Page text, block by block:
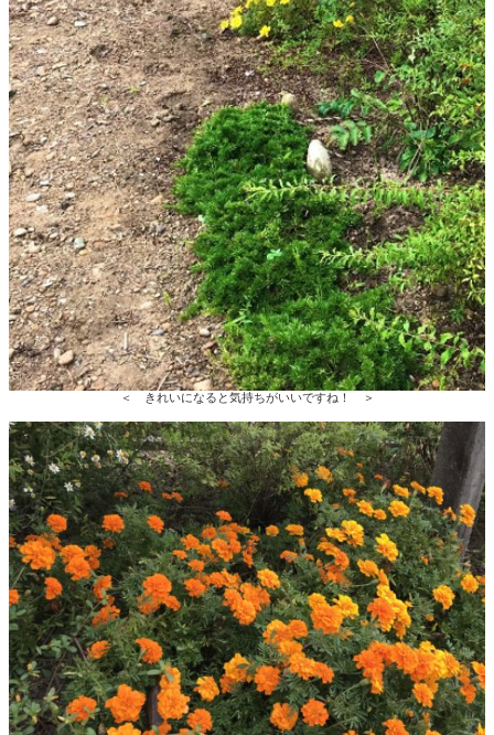
＜ きれいになると気持ちがいいですね！ ＞